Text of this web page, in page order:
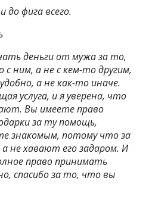
фига всего.
деньги от мужа за то,
ним, а не с кем-то другим,
а не как-то иначе.
услуга, и я уверена, что
Вы имеете право
за ту помощь,
знакомым, потому что за
не хавают его задаром. И
право принимать
спасибо за то, что вы